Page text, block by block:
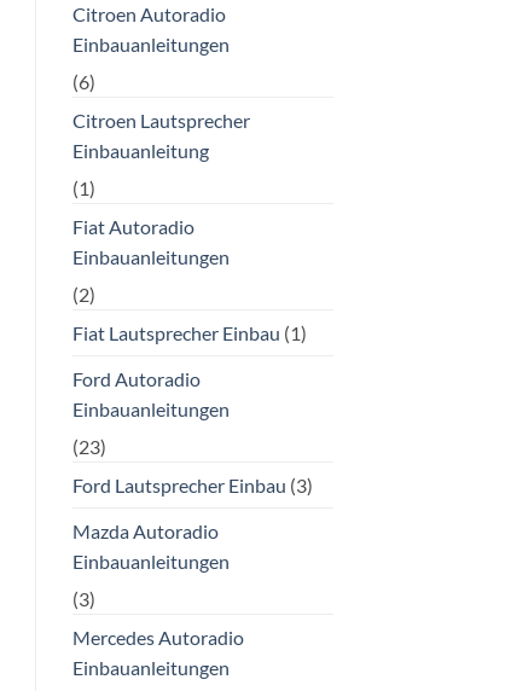
Citroen Autoradio
Einbauanleitungen
(6)
Citroen Lautsprecher
Einbauanleitung
(1)
Fiat Autoradio
Einbauanleitungen
(2)
Fiat Lautsprecher Einbau (1)
Ford Autoradio
Einbauanleitungen
(23)
Ford Lautsprecher Einbau (3)
Mazda Autoradio
Einbauanleitungen
(3)
Mercedes Autoradio
Einbauanleitungen